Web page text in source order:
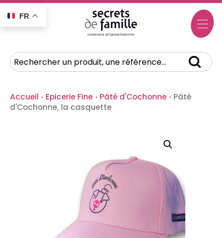
FR
Accueil · Epicerie Fine · Pâté d'Cochonne · Pâté
d'Cochonne, la casquette